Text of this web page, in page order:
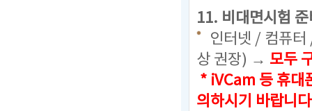
11. 비대면시험
인터넷 / 컴퓨
상 권장) → 모두
* iVCam 등 휴대
의하시기 바랍니